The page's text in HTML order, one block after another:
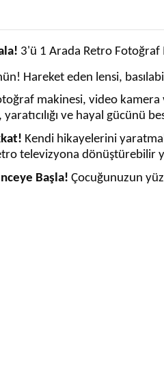
3'ü 1 Arada Retro Fotoğraf
Hareket eden lensi,
makinesi, video
ve hayal gücünü
Kendi hikayelerini
televizyona dönüştürebilir
Başla! Çocuğunuzun